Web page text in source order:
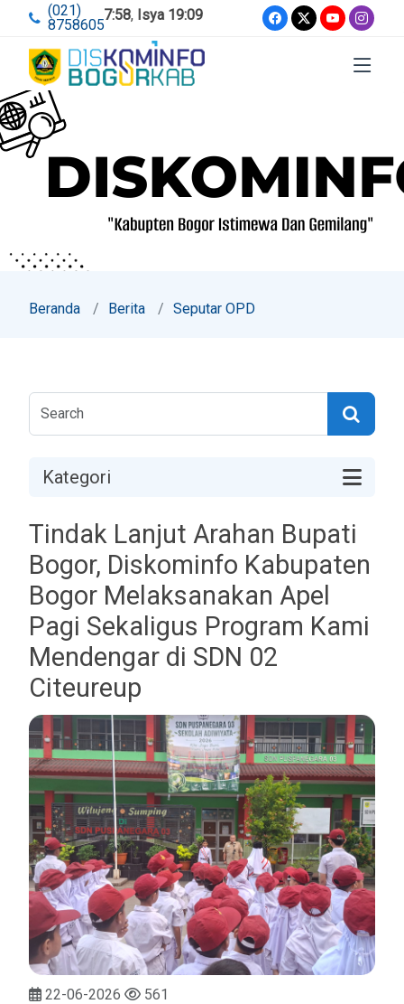
(021)
8758605
Maghrib 17:58 Isya 19:09
Beranda Berita Seputar OPD
Kategori
Tindak Lanjut Arahan Bupati
Bogor, Diskominfo Kabupaten
Bogor Melaksanakan Apel
Pagi Sekaligus Program Kami
Mendengar di SDN 02
Citeureup
22-06-2026
561